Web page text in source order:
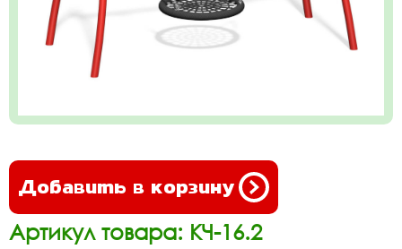
Добавить в корзину
Артикул товара: КЧ-16.2